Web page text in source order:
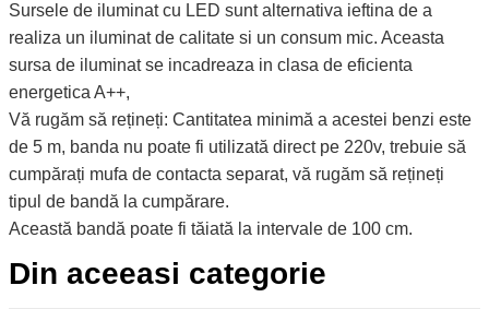
Sursele de iluminat cu LED sunt alternativa ieftina de a
realiza un iluminat de calitate si un consum mic. Aceasta
sursa de iluminat se incadreaza in clasa de eficienta
energetica A++,
Vă rugăm să rețineți: Cantitatea minimă a acestei benzi este
de 5 m, banda nu poate fi utilizată direct pe 220v, trebuie să
cumpărați mufa de contacta separat, vă rugăm să rețineți
tipul de bandă la cumpărare.
Această bandă poate fi tăiată la intervale de 100 cm.
Din aceeasi categorie